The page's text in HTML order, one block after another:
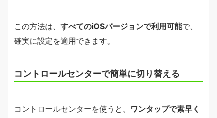
この方法は、 すべてのiOSバージョンで利用可能で、
確実に設定を適用できます。
コントロールセンターで簡単に切り替える
コントロールセンターを使うと、 ワンタップで素早く